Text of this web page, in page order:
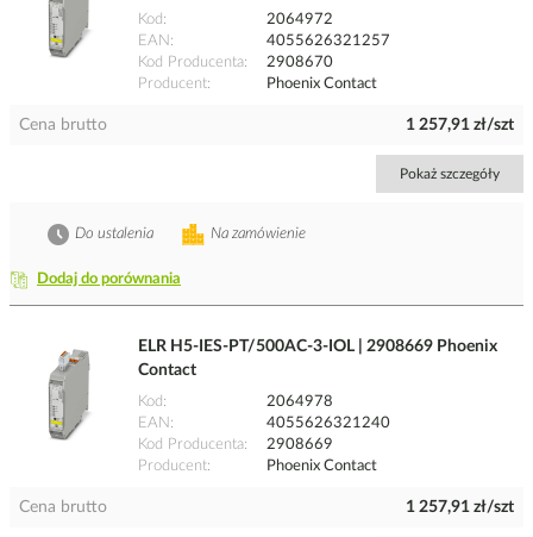
Kod
2064972
EAN
4055626321257
Kod Producenta
2908670
Producent
Phoenix Contact
Cena brutto 1 257,91 zł/szt
Pokaż szczegóły
Dodaj do porównania
Na zamówienie
Do ustalenia
ELR H5-IES-PT/500AC-3-IOL | 2908669 Phoenix
Contact
Kod
2064978
EAN
4055626321240
Kod Producenta
2908669
Producent
Phoenix Contact
Cena brutto 1 257,91 zł/szt